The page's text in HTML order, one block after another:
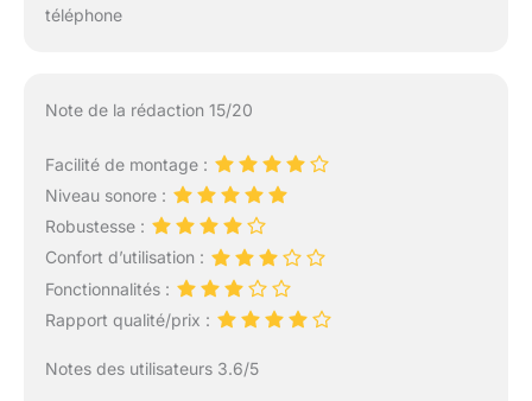
téléphone
Note de la rédaction 15/20
Facilité de montage :
Niveau sonore :
Robustesse :
Confort d’utilisation :
Fonctionnalités :
Rapport qualité/prix :
Notes des utilisateurs 3.6/5